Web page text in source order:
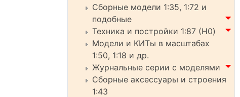
Сборные модели 1:35, 1:72 и
подобные
Техника и постройки 1:87 (H0)
Модели и КИТы в масштабах
1:50, 1:18 и др.
Журнальные серии с моделями
Сборные аксессуары и строения
1:43